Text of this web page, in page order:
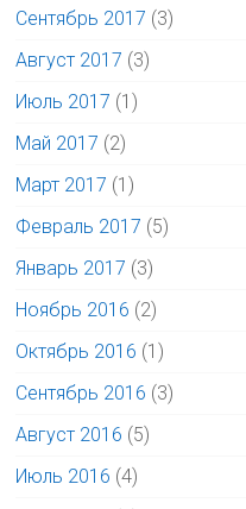
Сентябрь 2017 (3)
Август 2017 (3)
Июль 2017 (1)
Май 2017 (2)
Март 2017 (1)
Февраль 2017 (5)
Январь 2017 (3)
Ноябрь 2016 (2)
Октябрь 2016 (1)
Сентябрь 2016 (3)
Август 2016 (5)
Июль 2016 (4)